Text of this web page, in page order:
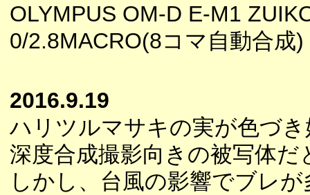
OLYMPUS OM-D E-M1
0/2.8MACRO(8コマ自動合成)
2016.9.19
ハリツルマサキの実が色づ
深度合成撮影向きの被写体だ
しかし、台風の影響でブレ